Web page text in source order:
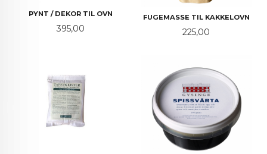
PYNT / DEKOR TIL OVN
Pris
395,00
FUGEMASSE TIL KAKKELOVN
Pris
225,00